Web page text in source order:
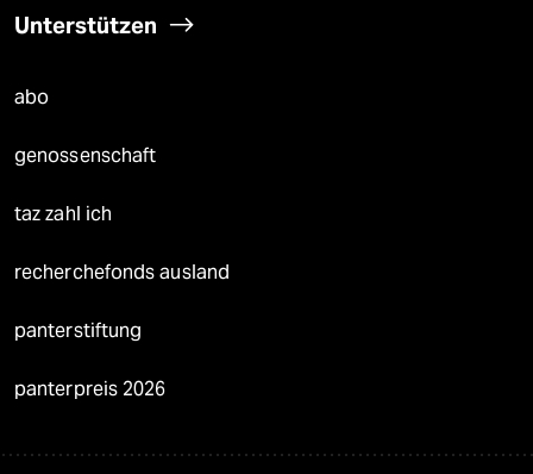
Unterstützen
abo
genossenschaft
taz zahl ich
recherchefonds ausland
panterstiftung
panterpreis 2026